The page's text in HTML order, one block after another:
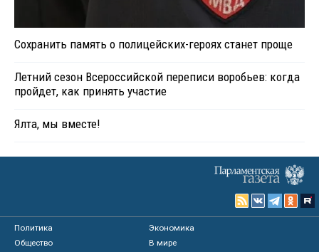
Сохранить память о полицейских-героях станет проще
Летний сезон Всероссийской переписи воробьев: когда
пройдет, как принять участие
Ялта, мы вместе!
Политика
Экономика
Общество
В мире